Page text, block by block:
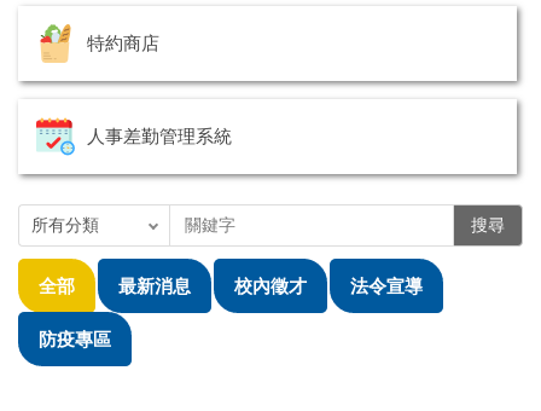
特約商店
人事差勤管理系統
搜尋
全部 最新消息 校內徵才 法令宣導
防疫專區